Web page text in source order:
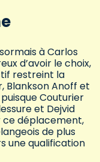
à Carlos
d’avoir le choix,
restreint la
Blankson Anoff et
Couturier
et Dejvid
ce déplacement,
de plus
une qualification